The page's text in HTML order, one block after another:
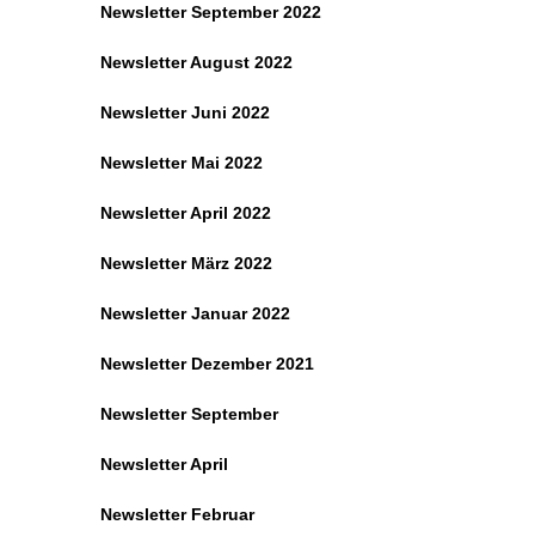
Newsletter September 2022
Newsletter August 2022
Newsletter Juni 2022
Newsletter Mai 2022
Newsletter April 2022
Newsletter März 2022
Newsletter Januar 2022
Newsletter Dezember 2021
Newsletter September
Newsletter April
Newsletter Februar